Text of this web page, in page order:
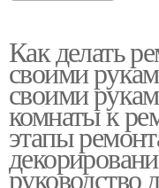
Как делать
своими
своими
комнаты к
этапы